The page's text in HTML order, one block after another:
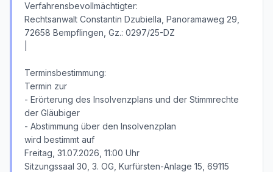
Verfahrensbevollmächtigter:
Rechtsanwalt Constantin Dzubiella, Panoramaweg 29,
72658 Bempflingen, Gz.: 0297/25-DZ
Terminsbestimmung:
Termin zur
- Erörterung des Insolvenzplans und der Stimmrechte
der Gläubiger
- Abstimmung über den Insolvenzplan
wird bestimmt auf
Freitag, 31.07.2026, 11:00 Uhr
Sitzungssaal 30, 3. OG, Kurfürsten-Anlage 15, 69115